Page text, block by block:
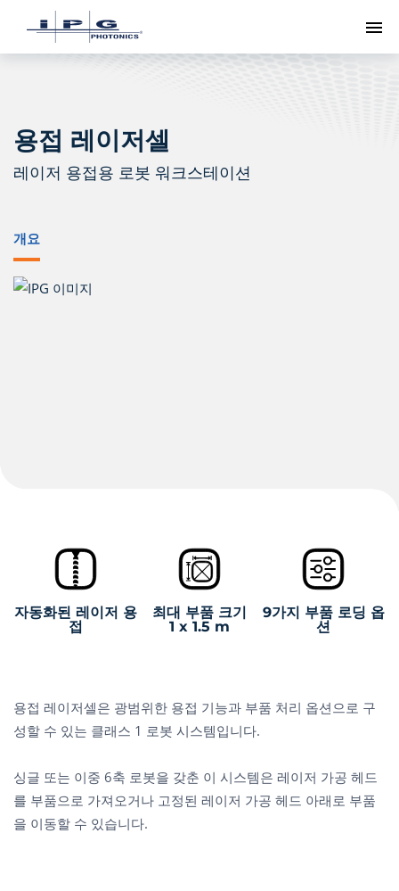
메
용접 레이저셀
레이저 용접용 로봇 워크스테이션
개요
자동화된 레이저 용
접
최대 부품 크기
1 x 1.5 m
9가지 부품 로딩 옵
션
용접 레이저셀은 광범위한 용접 기능과 부품 처리 옵션으로 구
성할 수 있는 클래스 1 로봇 시스템입니다.
싱글 또는 이중 6축 로봇을 갖춘 이 시스템은 레이저 가공 헤드
를 부품으로 가져오거나 고정된 레이저 가공 헤드 아래로 부품
을 이동할 수 있습니다.